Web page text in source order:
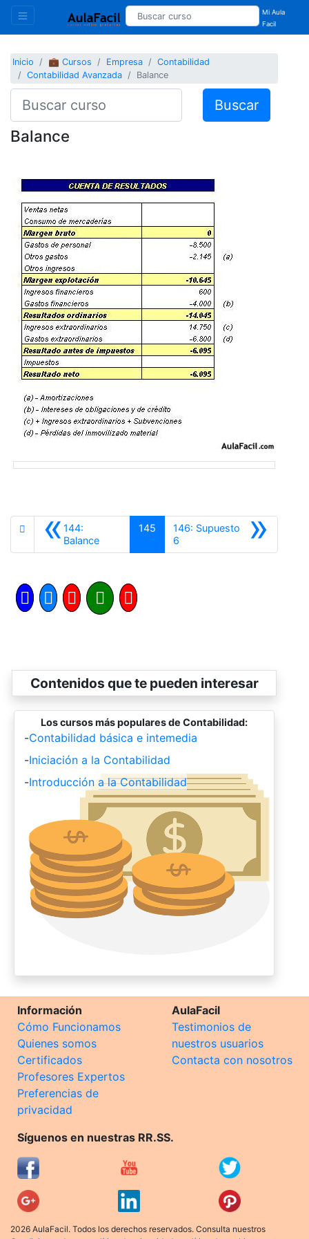
Mi Aula
Facil
Inicio 💼 Cursos Empresa
Contabilidad
Contabilidad Avanzada
Balance
Buscar
Balance
«144:
BalanceAnterior
145 »
146: Supuesto
6
Contenidos que te pueden interesar
Los cursos más populares de Contabilidad:
-Contabilidad básica e intemedia
-Iniciación a la Contabilidad
-Introducción a la Contabilidad
Información
Cómo Funcionamos
Quienes somos
Certificados
Profesores Expertos
Preferencias de
privacidad
AulaFacil
Testimonios de
nuestros usuarios
Contacta con nosotros
Síguenos en nuestras RR.SS.
2026 AulaFacil. Todos los derechos reservados. Consulta nuestros